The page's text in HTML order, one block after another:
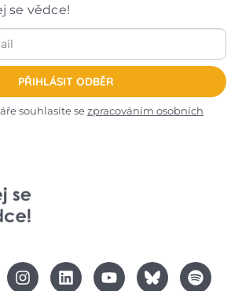
se vědce!
PŘIHLÁSIT ODBĚR
souhlasíte sezpracováním osobních